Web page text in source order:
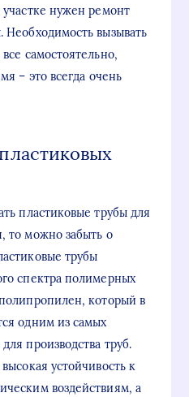
нужен ремонт
вызывать
самостоятельно,
– это всегда очень
пластиковые трубы для
то можно забыть о
трубы
спектра полимерных
который в
одним из самых
производства труб.
устойчивость к
воздействиям, а